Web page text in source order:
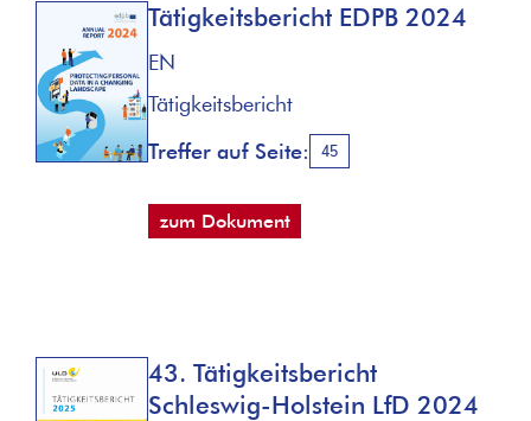
Tätigkeitsbericht EDPB 2024
EN
Tätigkeitsbericht
Treffer auf Seite:
45
zum Dokument
43. Tätigkeitsbericht
Schleswig-Holstein LfD 2024